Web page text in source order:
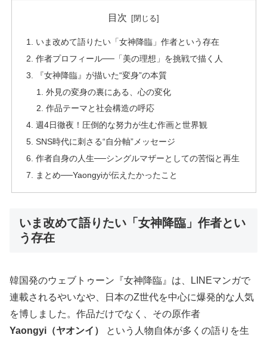
目次
いま改めて語りたい「女神降臨」作者という存在
作者プロフィール──「美の理想」を挑戦で描く人
『女神降臨』が描いた“変身”の本質
外見の変身の裏にある、心の変化
作品テーマと社会構造の呼応
週4日徹夜！圧倒的な努力が生む作画と世界観
SNS時代に刺さる“自分軸”メッセージ
作者自身の人生──シングルマザーとしての苦悩と再生
まとめ──Yaongyiが伝えたかったこと
いま改めて語りたい「女神降臨」作者とい
う存在
韓国発のウェブトゥーン『女神降臨』は、LINEマンガで
連載されるやいなや、日本のZ世代を中心に爆発的な人気
を博しました。作品だけでなく、その原作者
Yaongyi（ヤオンイ）
という人物自体が多くの語りを生